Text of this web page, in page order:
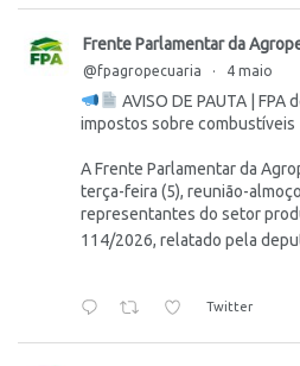
Frente Parlamentar da
@fpagropecuaria · 4 maio
AVISO DE PAUTA |
impostos sobre combustíveis
A Frente Parlamentar da
terça-feira (5), reunião-
representantes do setor
114/2026, relatado pela
Twitter